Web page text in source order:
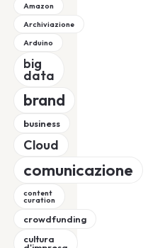
Amazon
Archiviazione
Arduino
big
data
brand
business
Cloud
comunicazione
content
curation
crowdfunding
cultura